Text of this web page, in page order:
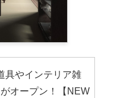
具やインテリア雑
オープン！【NEW